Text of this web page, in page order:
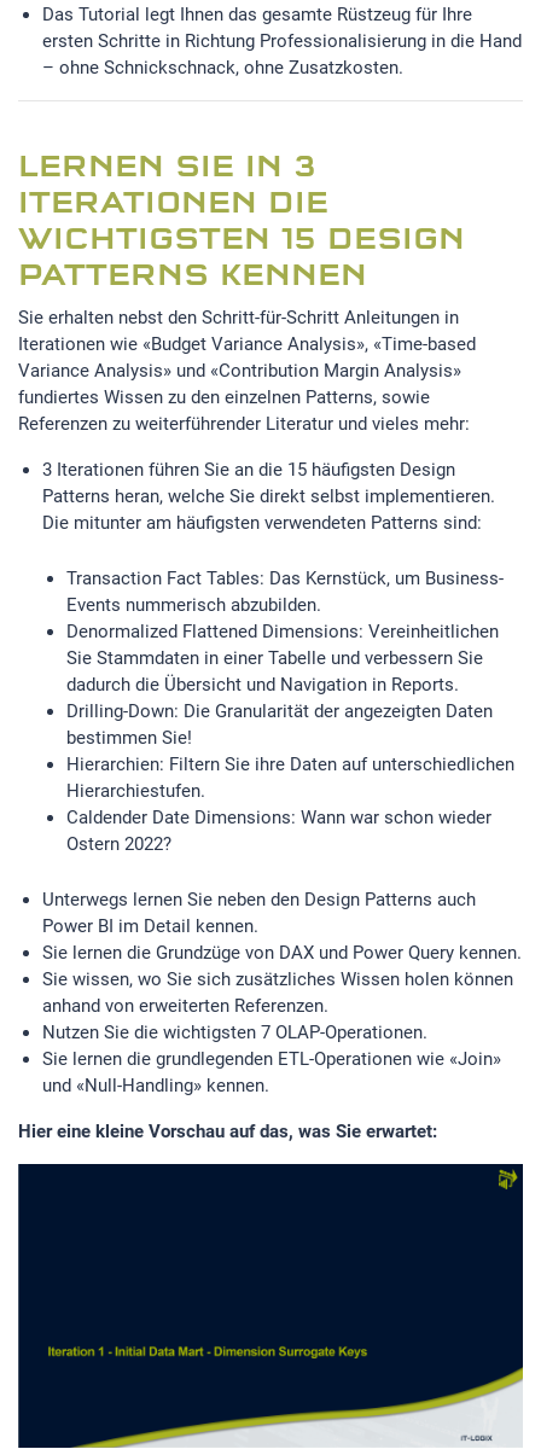
Das Tutorial legt Ihnen das gesamte Rüstzeug für Ihre
ersten Schritte in Richtung Professionalisierung in die Hand
– ohne Schnickschnack, ohne Zusatzkosten.
LERNEN SIE IN 3
ITERATIONEN DIE
WICHTIGSTEN 15 DESIGN
PATTERNS KENNEN
Sie erhalten nebst den Schritt-für-Schritt Anleitungen in
Iterationen wie «Budget Variance Analysis», «Time-based
Variance Analysis» und «Contribution Margin Analysis»
fundiertes Wissen zu den einzelnen Patterns, sowie
Referenzen zu weiterführender Literatur und vieles mehr:
3 Iterationen führen Sie an die 15 häufigsten Design
Patterns heran, welche Sie direkt selbst implementieren.
Die mitunter am häufigsten verwendeten Patterns sind:
Transaction Fact Tables: Das Kernstück, um Business-
Events nummerisch abzubilden.
Denormalized Flattened Dimensions: Vereinheitlichen
Sie Stammdaten in einer Tabelle und verbessern Sie
dadurch die Übersicht und Navigation in Reports.
Drilling-Down: Die Granularität der angezeigten Daten
bestimmen Sie!
Hierarchien: Filtern Sie ihre Daten auf unterschiedlichen
Hierarchiestufen.
Caldender Date Dimensions: Wann war schon wieder
Ostern 2022?
Unterwegs lernen Sie neben den Design Patterns auch
Power BI im Detail kennen.
Sie lernen die Grundzüge von DAX und Power Query kennen.
Sie wissen, wo Sie sich zusätzliches Wissen holen können
anhand von erweiterten Referenzen.
Nutzen Sie die wichtigsten 7 OLAP-Operationen.
Sie lernen die grundlegenden ETL-Operationen wie «Join»
und «Null-Handling» kennen.
Hier eine kleine Vorschau auf das, was Sie erwartet: